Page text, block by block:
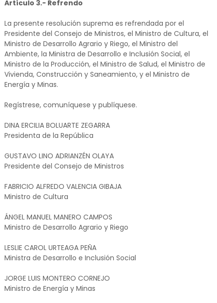
Artículo 3.- Refrendo
La presente resolución suprema es refrendada por el
Presidente del Consejo de Ministros, el Ministro de Cultura, el
Ministro de Desarrollo Agrario y Riego, el Ministro del
Ambiente, la Ministra de Desarrollo e Inclusión Social, el
Ministro de la Producción, el Ministro de Salud, el Ministro de
Vivienda, Construcción y Saneamiento, y el Ministro de
Energía y Minas.
Regístrese, comuníquese y publíquese.
DINA ERCILIA BOLUARTE ZEGARRA
Presidenta de la República
GUSTAVO LINO ADRIANZÉN OLAYA
Presidente del Consejo de Ministros
FABRICIO ALFREDO VALENCIA GIBAJA
Ministro de Cultura
ÁNGEL MANUEL MANERO CAMPOS
Ministro de Desarrollo Agrario y Riego
LESLIE CAROL URTEAGA PEÑA
Ministra de Desarrollo e Inclusión Social
JORGE LUIS MONTERO CORNEJO
Ministro de Energía y Minas